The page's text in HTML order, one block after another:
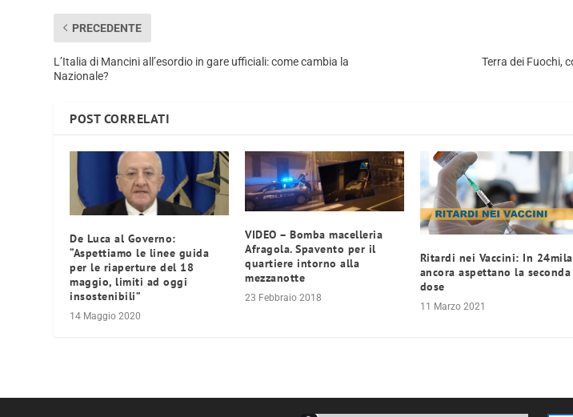
PRECEDENTE
L’Italia di Mancini all’esordio in gare ufficiali: come cambia la
Nazionale?
Terra dei Fuochi,
POST CORRELATI
De Luca al Governo:
“Aspettiamo le linee guida
per le riaperture del 18
maggio, limiti ad oggi
insostenibili”
14 Maggio 2020
VIDEO – Bomba macelleria
Afragola. Spavento per il
quartiere intorno alla
mezzanotte
23 Febbraio 2018
Ritardi nei Vaccini: In 24mila
ancora aspettano la seconda
dose
11 Marzo 2021